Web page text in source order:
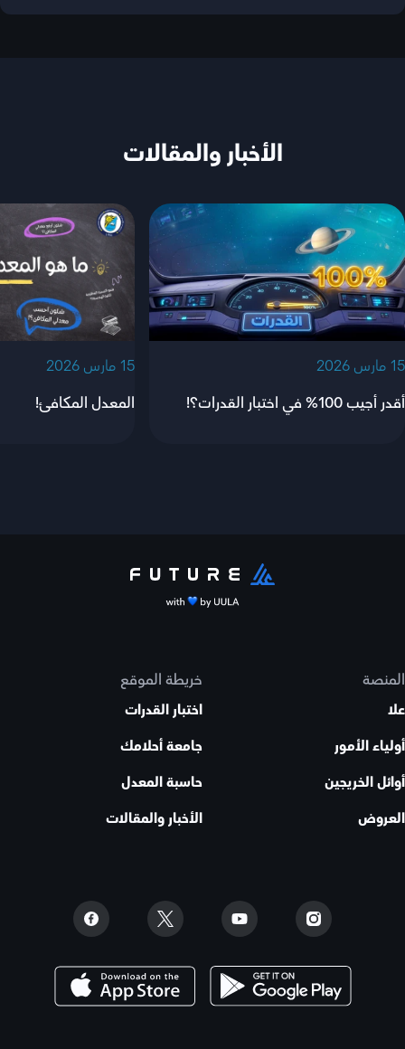
الأخبار والمقالات
‫15 مارس 2026‬
أقدر أجيب 100% في اختبار القدرات؟!
‫15 مارس 2026‬
المعدل المكافئ!
المنصة
علا
أولياء الأمور
أوائل الخريجين
العروض
خريطة الموقع
اختبار القدرات
جامعة أحلامك
حاسبة المعدل
الأخبار والمقالات